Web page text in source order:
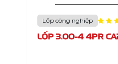
Lốp công nghiệp
LỐP 4.00-6 4PR